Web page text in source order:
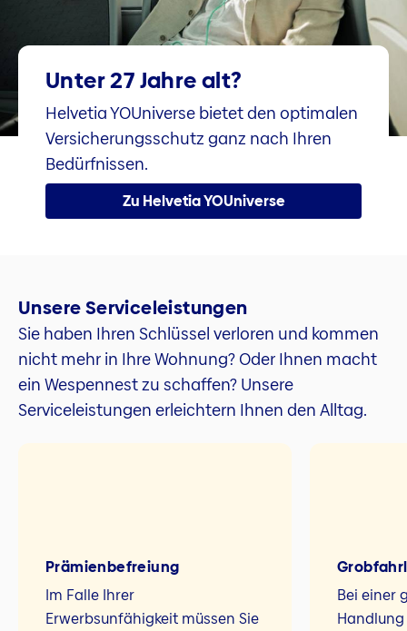
Unter 27 Jahre alt?
Helvetia YOUniverse bietet den optimalen
Versicherungsschutz ganz nach Ihren
Bedürfnissen.
Zu Helvetia YOUniverse
Unsere Serviceleistungen
Sie haben Ihren Schlüssel verloren und kommen
nicht mehr in Ihre Wohnung? Oder Ihnen macht
ein Wespennest zu schaffen? Unsere
Serviceleistungen erleichtern Ihnen den Alltag.
Prämien­befreiung
Im Falle Ihrer
Erwerbsunfähigkeit müssen Sie
Bei einer